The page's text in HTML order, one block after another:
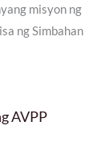
misyon ng
ng Simbahan
AVPP